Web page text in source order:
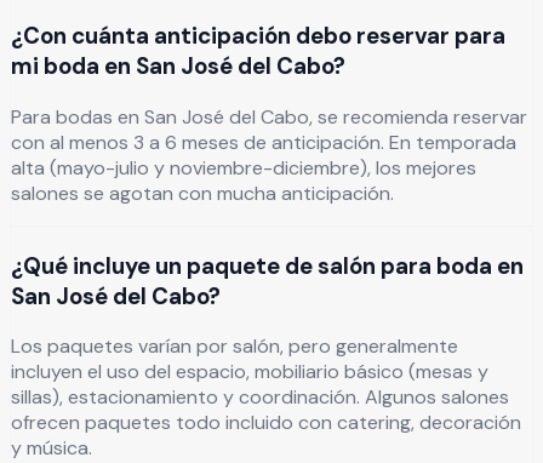
¿Con cuánta anticipación debo reservar para
mi boda en San José del Cabo?
Para bodas en San José del Cabo, se recomienda reservar
con al menos 3 a 6 meses de anticipación. En temporada
alta (mayo-julio y noviembre-diciembre), los mejores
salones se agotan con mucha anticipación.
¿Qué incluye un paquete de salón para boda en
San José del Cabo?
Los paquetes varían por salón, pero generalmente
incluyen el uso del espacio, mobiliario básico (mesas y
sillas), estacionamiento y coordinación. Algunos salones
ofrecen paquetes todo incluido con catering, decoración
y música.